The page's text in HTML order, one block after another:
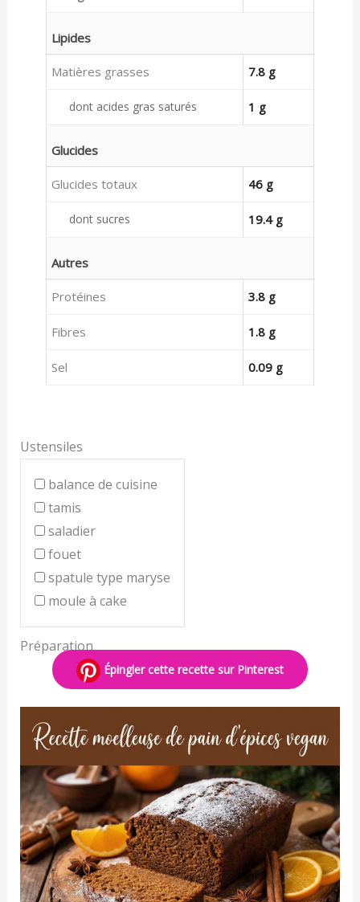
Lipides
Matières grasses 7.8 g
dont acides gras saturés 1 g
Glucides
Glucides totaux 46 g
dont sucres 19.4 g
Autres
Protéines 3.8 g
Fibres 1.8 g
Sel 0.09 g
Ustensiles
balance de cuisine
tamis
saladier
fouet
spatule type maryse
moule à cake
Préparation
Épingler cette recette sur Pinterest